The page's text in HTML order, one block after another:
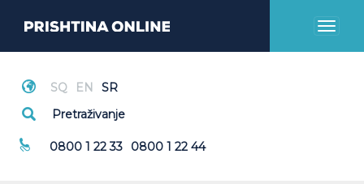
Toggle
Hitni Pozivi
0800 1 22 33 0800 1 22 44